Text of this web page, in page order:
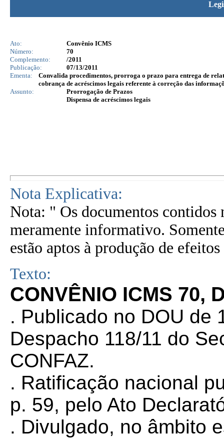
Ato:
Convênio ICMS
Número:
70
Complemento:
/2011
Publicação:
07/13/2011
Ementa:
Convalida procedimentos, prorroga o prazo para entrega de
cobrança de acréscimos legais referente à correção das
Assunto:
Prorrogação de Prazos
Dispensa de acréscimos legais
Nota Explicativa:
Nota: " Os documentos contidos
meramente informativo.
estão aptos à produção de
Texto:
CONVÊNIO ICMS 70,
. Publicado no DOU de
Despacho 118/11 do
CONFAZ.
. Ratificação nacional
p. 59, pelo Ato
. Divulgado, no âmbito